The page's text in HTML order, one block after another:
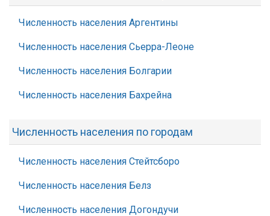
Численность населения Аргентины
Численность населения Сьерра-Леоне
Численность населения Болгарии
Численность населения Бахрейна
Численность населения по городам
Численность населения Стейтсборо
Численность населения Белз
Численность населения Догондучи